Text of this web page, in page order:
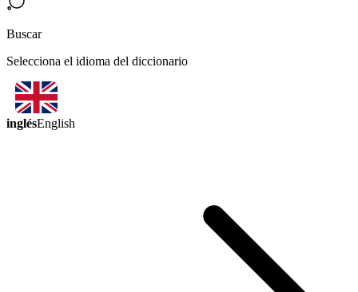
Buscar
Selecciona el idioma del diccionario
inglésEnglish